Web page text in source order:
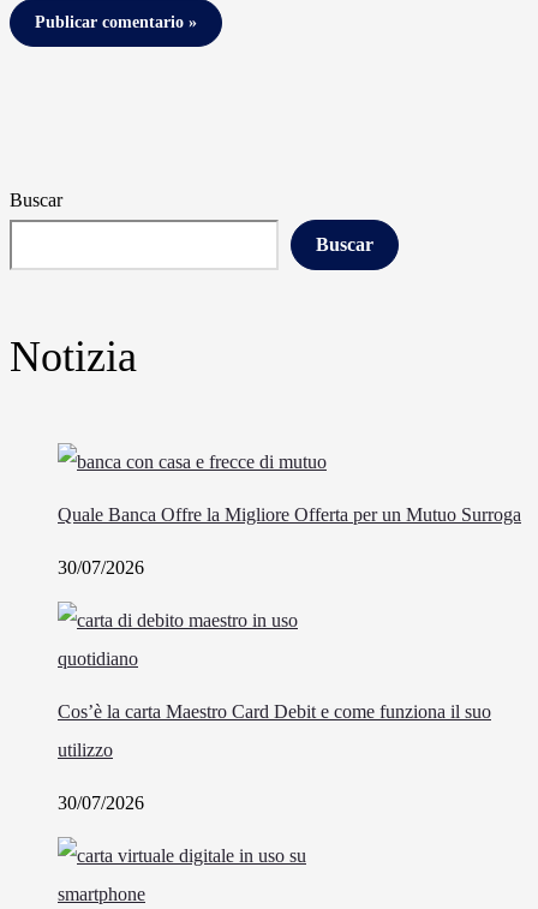
Buscar
Buscar
Notizia
Quale Banca Offre la Migliore Offerta per un Mutuo Surroga
30/07/2026
Cos’è la carta Maestro Card Debit e come funziona il suo
utilizzo
30/07/2026